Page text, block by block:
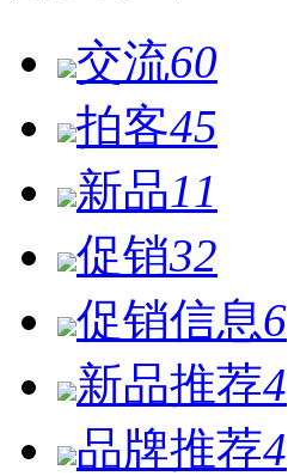
交流60
拍客45
新品11
促销32
促销信息6
新品推荐4
品牌推荐4